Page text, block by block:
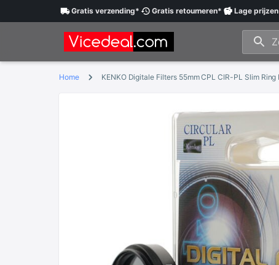
Gratisverzending* Gratisretourneren* Lageprijzen
Home